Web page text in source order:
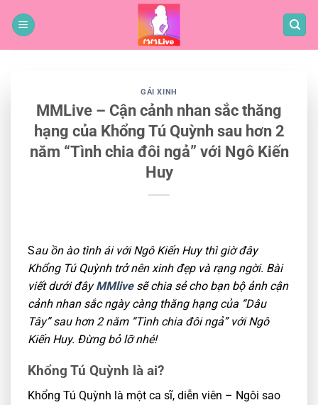
qua
GÁI XINH
MMLive – Cận cảnh nhan sắc thăng
hạng của Khổng Tú Quỳnh sau hơn 2
năm “Tình chia đôi ngả” với Ngô Kiến
Huy
Sau ồn ào tình ái với Ngô Kiến Huy thì giờ đây
Khổng Tú Quỳnh trở nên xinh đẹp và rạng ngời. Bài
viết dưới đâyMMlivesẽ chia sẻ cho bạn bộ ảnh cận
cảnh nhan sắc ngày càng thăng hạng của “Dâu
Tây” sau hơn 2 năm “Tình chia đôi ngả” với Ngô
Kiến Huy. Đừng bỏ lỡ nhé!
Khổng Tú Quỳnh là ai?
Khổng Tú Quỳnh là một ca sĩ, diễn viên – Ngôi sao